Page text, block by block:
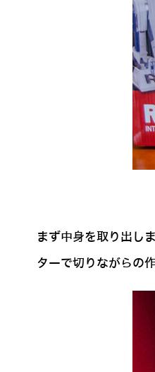
まず中身を取り出し
ターで切りながらの